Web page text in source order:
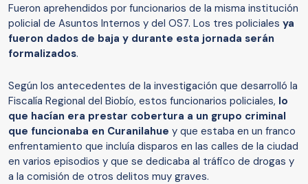
Fueron aprehendidos por funcionarios de la misma institución
policial de Asuntos Internos y del OS7. Los tres policiales ya
fueron dados de baja y durante esta jornada serán
formalizados.
Según los antecedentes de la investigación que desarrolló la
Fiscalía Regional del Biobío, estos funcionarios policiales, lo
que hacían era prestar cobertura a un grupo criminal
que funcionaba en Curanilahue y que estaba en un franco
enfrentamiento que incluía disparos en las calles de la ciudad
en varios episodios y que se dedicaba al tráfico de drogas y
a la comisión de otros delitos muy graves.